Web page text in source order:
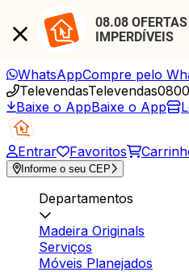
08.08 OFERTAS
IMPERDÍVEIS
WhatsAppCompre pelo
TelevendasTelevendas
Baixe o AppBaixe o App
Entrar Favoritos
Informe o seu CEP
Departamentos
Madeira Originals
Serviços
Móveis Planejados